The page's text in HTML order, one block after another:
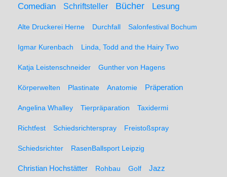
Comedian
Schriftsteller Bücher Lesung
Alte Druckerei Herne Durchfall Salonfestival Bochum
Igmar Kurenbach Linda, Todd and the Hairy Two
Katja Leistenschneider Gunther von Hagens
Körperwelten Plastinate Anatomie Präperation
Angelina Whalley Tierpräparation Taxidermi
Richtfest Schiedsrichterspray Freistoßspray
Schiedsrichter RasenBallsport Leipzig
Christian Hochstätter Rohbau Golf Jazz